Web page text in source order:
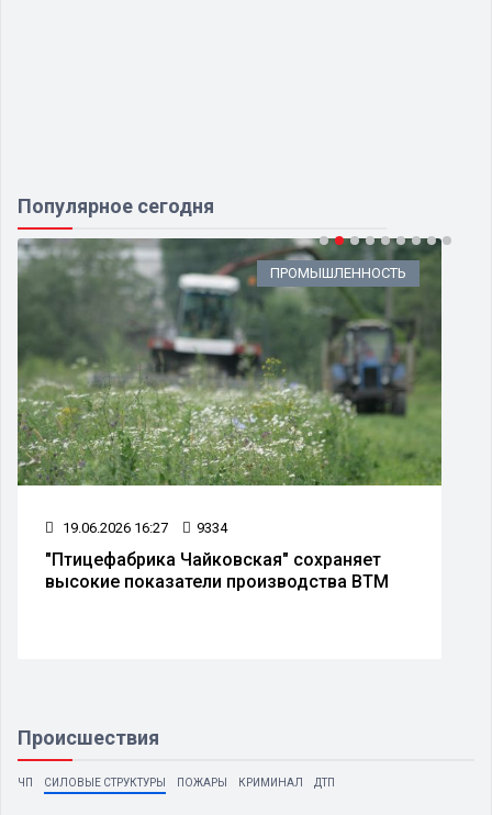
Популярное сегодня
ПРОМЫШЛЕННОСТЬ
19.06.2026 16:27 9334
"Птицефабрика Чайковская" сохраняет
высокие показатели производства ВТМ
Происшествия
ЧП СИЛОВЫЕ СТРУКТУРЫ ПОЖАРЫ КРИМИНАЛ ДТП